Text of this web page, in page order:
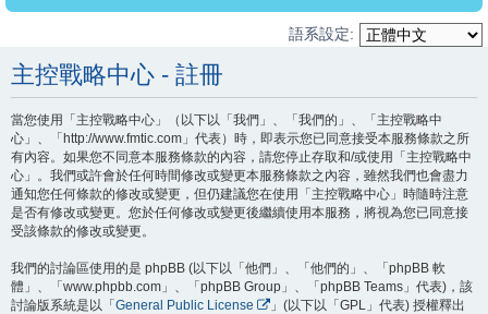
語系設定:
主控戰略中心 - 註冊
當您使用「主控戰略中心」（以下以「我們」、「我們的」、「主控戰略中
心」、「http://www.fmtic.com」代表）時，即表示您已同意接受本服務條款之所
有內容。如果您不同意本服務條款的內容，請您停止存取和/或使用「主控戰略中
心」。我們或許會於任何時間修改或變更本服務條款之內容，雖然我們也會盡力
通知您任何條款的修改或變更，但仍建議您在使用「主控戰略中心」時隨時注意
是否有修改或變更。您於任何修改或變更後繼續使用本服務，將視為您已同意接
受該條款的修改或變更。
我們的討論區使用的是 phpBB (以下以「他們」、「他們的」、「phpBB 軟
體」、「www.phpbb.com」、「phpBB Group」、「phpBB Teams」代表)，該
討論版系統是以「General Public License
」(以下以「GPL」代表) 授權釋出